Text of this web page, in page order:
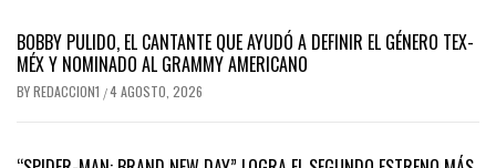
BOBBY PULIDO, EL CANTANTE QUE AYUDÓ A DEFINIR EL GÉNERO TEX-
MÉX Y NOMINADO AL GRAMMY AMERICANO
BYREDACCION1 /4 AGOSTO, 2026